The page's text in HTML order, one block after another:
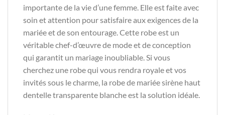
importante de la vie d’une femme. Elle est faite avec
soin et attention pour satisfaire aux exigences de la
mariée et de son entourage. Cette robe est un
véritable chef-d’œuvre de mode et de conception
qui garantit un mariage inoubliable. Si vous
cherchez une robe qui vous rendra royale et vos
invités sous le charme, la robe de mariée sirène haut
dentelle transparente blanche est la solution idéale.